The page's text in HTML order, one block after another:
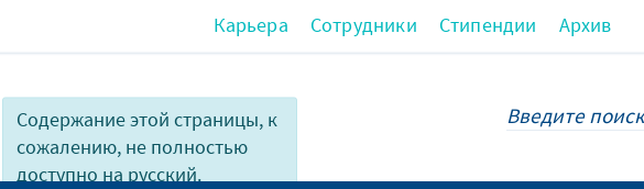
Содержание этой страницы, к
сожалению, не полностью
доступно на русский.
Карьера Сотрудники Стипендии Архив